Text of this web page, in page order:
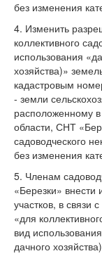
без изменения
4. Изменить
коллективного
использования
хозяйства)»
кадастровым
- земли
расположенному
области, СНТ
садоводческого
без изменения
5. Членам
«Березки» внести
участков, в связи
«для
вид
дачного